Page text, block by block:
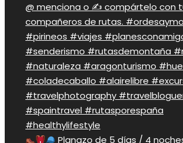
Planazo de 5 días / 4